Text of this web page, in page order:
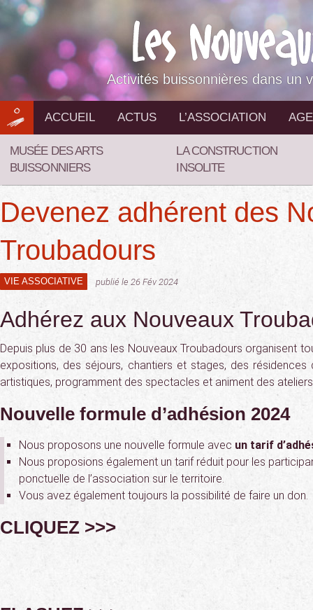
Aller
au
contenu
Activités buissonnières dans un
ACCUEIL ACTUS L’ASSOCIATION
MUSÉE DES ARTS
BUISSONNIERS
LA CONSTRUCTION
INSOLITE
Devenez adhérent des
Troubadours
VIE ASSOCIATIVE publié le 26 Fév 2024
Adhérez aux Nouveaux
Depuis plus de 30 ans les Nouveaux Troubadours organisent
expositions, des séjours, chantiers et stages, des
artistiques, programment des spectacles et animent des
Nouvelle formule d’adhésion 2024
Nous proposons une nouvelle formule avec un tarif
Nous proposions également un tarif réduit pour les
ponctuelle de l’association sur le territoire.
Vous avez également toujours la possibilité de faire un don.
CLIQUEZ >>>